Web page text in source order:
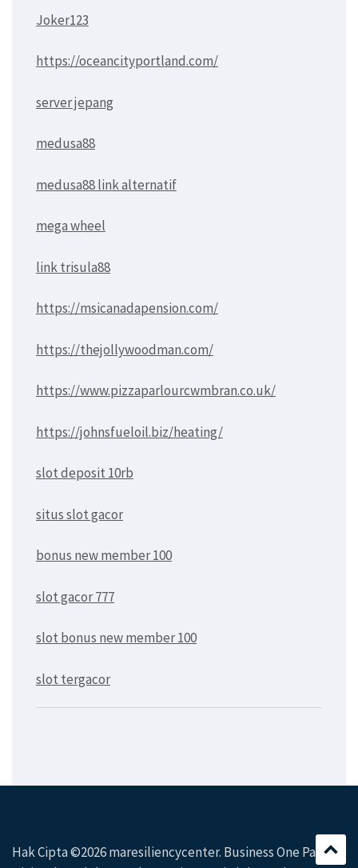
Joker123
https://oceancityportland.com/
server jepang
medusa88
medusa88 link alternatif
mega wheel
link trisula88
https://msicanadapension.com/
https://thejollywoodman.com/
https://www.pizzaparlourcwmbran.co.uk/
https://johnsfueloil.biz/heating/
slot deposit 10rb
situs slot gacor
bonus new member 100
slot gacor 777
slot bonus new member 100
slot tergacor
Hak Cipta ©2026maresiliencycenter. Business One Page|